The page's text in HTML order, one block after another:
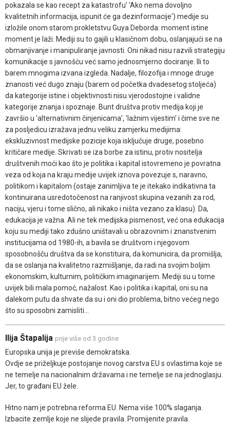
pokazala se kao recept za katastrofu' 'Ako nema dovoljno
kvalitetnih informacija, ispunit će ga dezinformacije') medije su
izložile onom starom prokletstvu Guya Deborda: moment istine
moment je laži. Mediji su to gajili u klasičnom dobu, oslanjajući se na
obmanjivanje i manipuliranje javnosti. Oni nikad nisu razvili strategiju
komunikacije s javnošću već samo jednosmjerno dociranje. Ili to
barem mnogima izvana izgleda. Nadalje, filozofija i mnoge druge
znanosti već dugo znaju (barem od početka dvadesetog stoljeća)
da kategorije istine i objektivnosti nisu vjerodostojne i validne
kategorije znanja i spoznaje. Bunt društva protiv medija koji je
završio u 'alternativnim činjenicama', 'lažnim vijestim' i čime sve ne
za posljedicu izražava jednu veliku zamjerku medijima:
ekskluzivnost medijske pozicije koja isključuje druge, posebno
kritičare medije. Skrivati se iza borbe za istinu, protiv nositelja
društvenih moći kao što je politika i kapital istovremeno je povratna
veza od koja na kraju medije uvijek iznova povezuje s, naravno,
politikom i kapitalom (ostaje zanimljiva te je itekako indikativna ta
kontinuirana usredotočenost na ranjivost skupina vezanih za rod,
naciju, vjeru i tome slično, ali nikako i ništa vezano za klasu). Da,
edukacija je važna. Ali ne tek medijska pismenost, već ona edukacija
koju su mediji tako zdušno uništavali u obrazovnim i znanstvenim
institucijama od 1980-ih, a bavila se društvom i njegovom
sposobnošču društva da se konstituira, da komunicira, da promišlja,
da se oslanja na kvalitetno razmišljanje, da radi na svojim boljim
ekonomskim, kulturnim, političkim imaginarijem. Mediji su u tome
uvijek bili mala pomoć, nažalost. Kao i politika i kapital, oni su na
dalekom putu da shvate da su i oni dio problema, bitno većeg nego
što su sposobni zamisliti...
Ilija Štapalija prije više od 3 godine
Europska unija je previše demokratska.
Ovdje se priželjkuje postojanje novog carstva EU s ovlastima koje se
ne temelje na nacionalnim državama i ne temelje se na jednoglasju.
Jer, to građani EU žele.
Hitno nam je potrebna reforma EU. Nema više 100% slaganja.
Izbacite zemlje koje ne slijede pravila. Promijenite pravila.